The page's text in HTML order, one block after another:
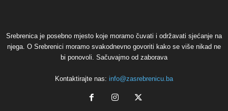
Srebrenica je posebno mjesto koje moramo čuvati i održavati sjećanje na
njega. O Srebrenici moramo svakodnevno govoriti kako se više nikad ne
bi ponovoli. Sačuvajmo od zaborava
Kontaktirajte nas: info@zasrebrenicu.ba